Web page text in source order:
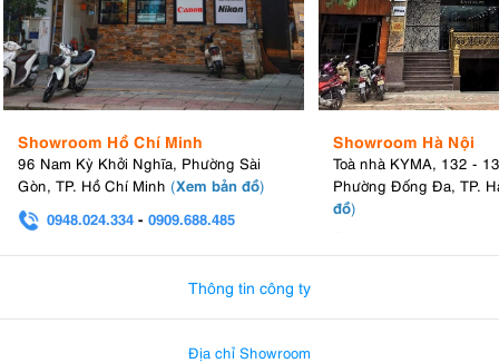
Showroom Hồ Chí Minh
96 Nam Kỳ Khởi Nghĩa, Phường Sài
Gòn, TP. Hồ Chí Minh (Xem bản đồ)
0948.024.334 - 0909.688.485
Showroom Hà Nội
Toà nhà KYMA, 132 -
Phường Đống Đa, TP.
đồ)
Thông tin công ty
Địa chỉ Showroom